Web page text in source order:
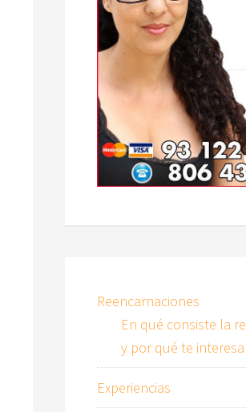
Reencarnaciones
En qué consiste la
y por qué te interesa
Experiencias